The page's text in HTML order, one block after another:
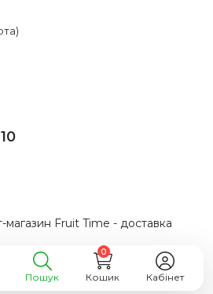
Fruit Time - доставка
Пошук Кошик
0
Кабінет